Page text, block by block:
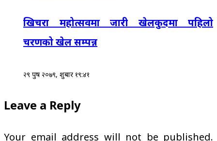
खिचरा महोत्सवमा जारी खेलकुदमा पहिलो
चरणको खेल सम्पन्न
२९ पुष २०७९, शुक्रबार १९:४१
Leave a Reply
Your email address will not be published.